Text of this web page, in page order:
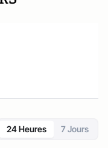
24 Heures 7 Jours